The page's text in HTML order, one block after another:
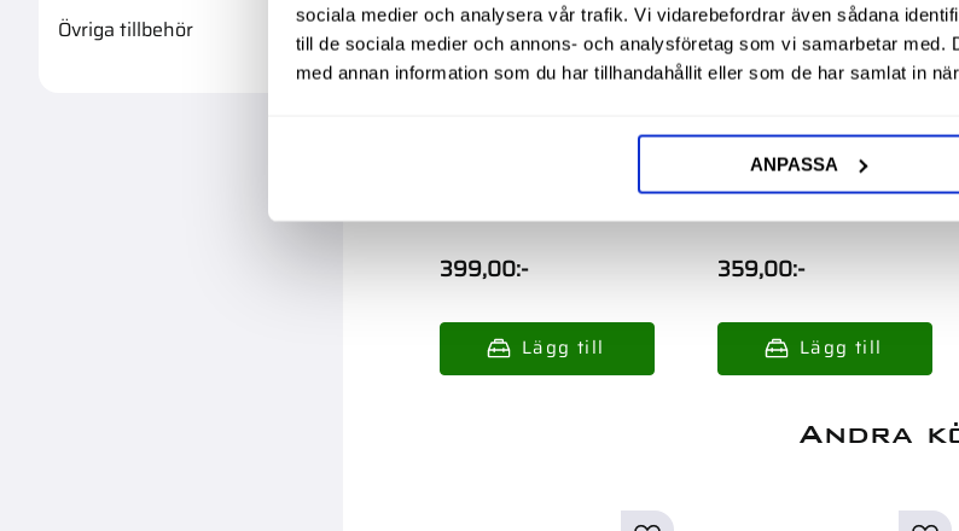
sociala medier och analysera vår trafik. Vi vidarebefordrar även sådana
till de sociala medier och annons- och analysföretag som vi samarbetar med.
med annan information som du har tillhandahållit eller som de har samlat in
ANPASSA
399,00:-
Adapter Rak Jis
M22X1.5-Bsp 3/8 Utv
359,00:-
Andra
Övriga tillbehör